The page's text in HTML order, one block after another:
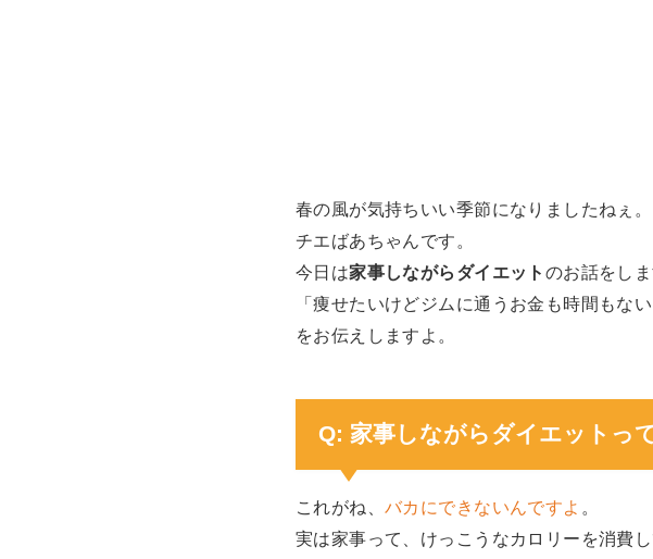
春の風が気持ちいい季節になりましたねぇ。
チエばあちゃんです。
今日は家事しながらダイエット のお話をしま
「痩せたいけどジムに通うお金も時間もな
をお伝えしますよ。
Q: 家事しながらダイエットっ
これがね、バカにできないんですよ 。
実は家事って、けっこうなカロリーを消費し